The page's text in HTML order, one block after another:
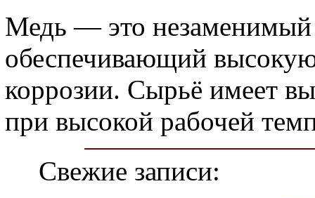
Медь — это незаменимый
обеспечивающий
коррозии. Сырьё имеет
при высокой рабочей
Свежие записи: